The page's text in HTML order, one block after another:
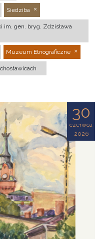
Siedziba
im. gen. bryg. Zdzisława
Muzeum Etnograficzne
30
czerwca
2026